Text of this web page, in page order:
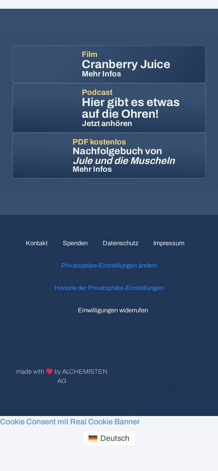
Film
Cranberry Juice
Mehr Infos
Podcast
Hier gibt es etwas
auf die Ohren!
Jetzt anhören
PDF kostenlos
Nachfolgebuch von
Jule und die Muscheln
Mehr Infos
Kontakt Spenden Datenschutz Impressum
Privatsphäre-Einstellungen ändern
Historie der Privatsphäre-Einstellungen
Einwilligungen widerrufen
made with
by ALCHEMISTEN
AG
Cookie Consent mit Real Cookie Banner
Deutsch